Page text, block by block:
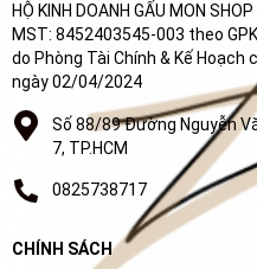
HỘ KINH DOANH GẤU MON SHOP
MST: 8452403545-003 theo
do Phòng Tài Chính & Kế Hoạch
ngày 02/04/2024
Số 88/89 Đường Nguyễn
7, TP.HCM
0825738717
CHÍNH SÁCH